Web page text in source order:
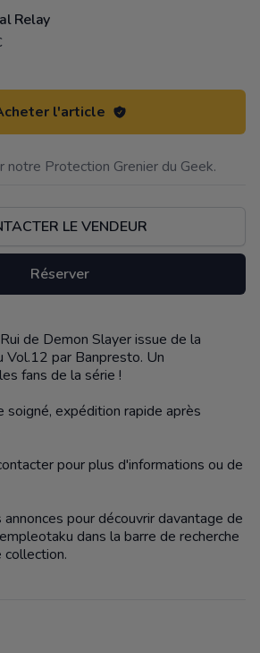
Relay
l'article
notre Protection Grenier du Geek.
LE VENDEUR
Réserver
de Demon Slayer issue de la
Vol.12 par Banpresto. Un
fans de la série !
soigné, expédition rapide après
pour plus d'informations ou de
pour découvrir davantage de
dans la barre de recherche